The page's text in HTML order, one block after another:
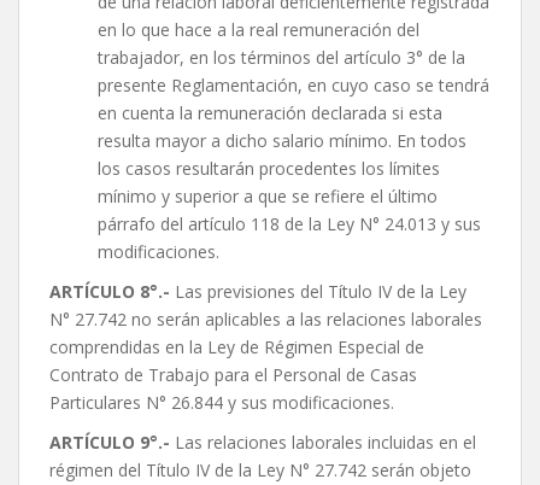
en lo que hace a la real remuneración del
trabajador, en los términos del artículo 3° de la
presente Reglamentación, en cuyo caso se tendrá
en cuenta la remuneración declarada si esta
resulta mayor a dicho salario mínimo. En todos
los casos resultarán procedentes los límites
mínimo y superior a que se refiere el último
párrafo del artículo 118 de la Ley N° 24.013 y sus
modificaciones.
ARTÍCULO 8°.- Las previsiones del Título IV de la Ley
N° 27.742 no serán aplicables a las relaciones laborales
comprendidas en la Ley de Régimen Especial de
Contrato de Trabajo para el Personal de Casas
Particulares N° 26.844 y sus modificaciones.
ARTÍCULO 9°.- Las relaciones laborales incluidas en el
régimen del Título IV de la Ley N° 27.742 serán objeto